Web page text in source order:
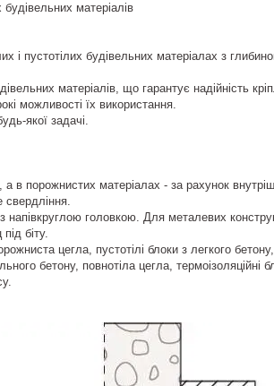
матеріалів
і пустотілих будівельних матеріалах з
матеріалів, що гарантує надійність
можливості їх використання.
якої задачі.
в порожнистих матеріалах - за рахунок
свердління.
з напівкруглою головкою. Для металевих
біту.
цегла, пустотілі блоки з легкого
бетону, повнотіла цегла,